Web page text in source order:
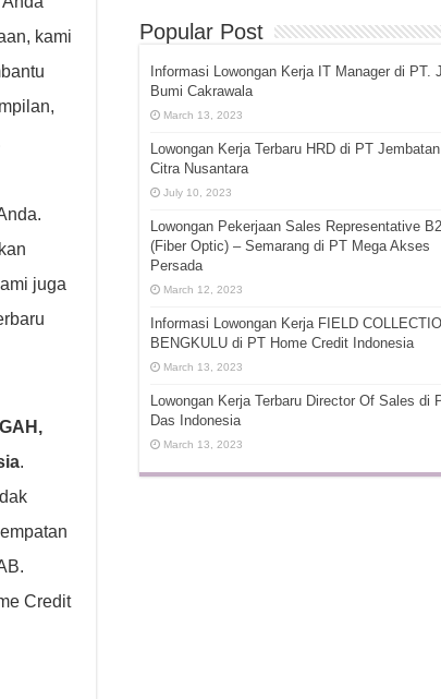
kami
juga
.
Credit
Popular Post
Informasi Lowongan Kerja IT Manager di PT.
Bumi Cakrawala
March 13, 2023
Lowongan Kerja Terbaru HRD di PT Jembatan
Citra Nusantara
July 10, 2023
Lowongan Pekerjaan Sales Representative
(Fiber Optic) – Semarang di PT Mega Akses
Persada
March 12, 2023
Informasi Lowongan Kerja FIELD
BENGKULU di PT Home Credit Indonesia
March 13, 2023
Lowongan Kerja Terbaru Director Of Sales di
Das Indonesia
March 13, 2023